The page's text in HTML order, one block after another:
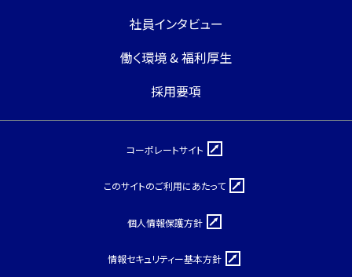
社員インタビュー
働く環境 & 福利厚生
採用要項
コーポレートサイト
このサイトのご利用にあたって
個人情報保護方針
情報セキュリティー基本方針